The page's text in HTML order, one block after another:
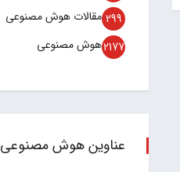
مقالات هوش مصنوعی 299
هوش مصنوعی2177
عناوین هوش مصنوعی